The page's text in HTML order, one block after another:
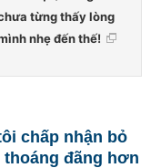
từng thấy lòng
nhẹ đến thế!
chấp nhận bỏ
đãng hơn